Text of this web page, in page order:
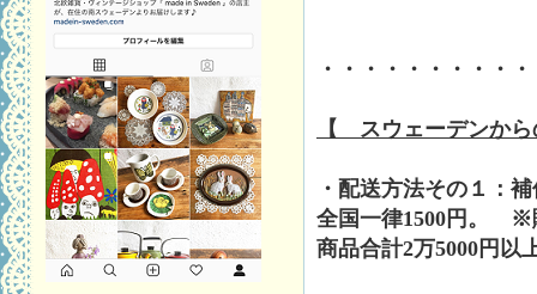
・・・・・・・・・
【 スウェーデンか
・配送方法その１：
全国一律1500円。 ※
商品合計2万5000円以